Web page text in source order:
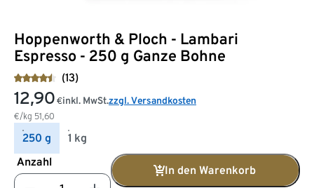
Hoppenworth & Ploch - Lambari
Espresso - 250 g Ganze Bohne
(13)
12,90 €
€/kg 51,60
inkl. MwSt.zzgl. Versandkosten
250 g
1 kg
Anzahl
In den Warenkorb